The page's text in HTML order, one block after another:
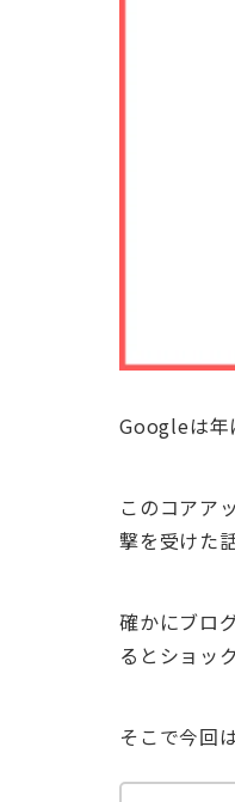
Googleは年
このコアア
撃を受けた
確かにブロ
るとショッ
そこで今回